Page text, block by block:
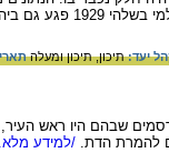
קראקוב חיו על תעשיה ומסחר, ביטוח,
יעד:תיכון,תיכון ומעלה
שבהם היו ראש העיר,
להמרת הדת. /למידע